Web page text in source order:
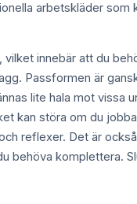
arbetskläder som
innebär att du
Passformen är
lite hala mot vissa
kan störa om du
reflexer. Det är
behöva komplettera.